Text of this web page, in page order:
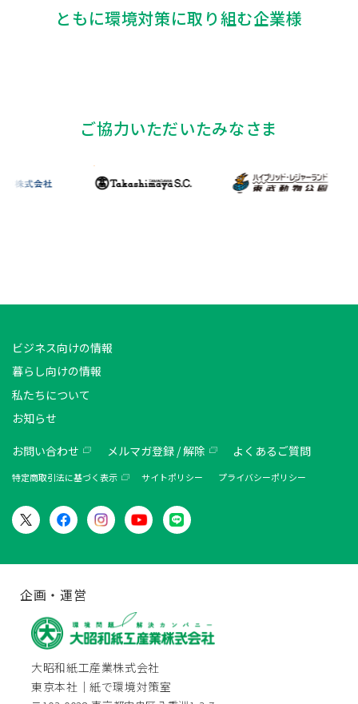
ともに環境対策に取り組む企業様
ご協力いただいたみなさま
ビジネス向けの情報
暮らし向けの情報
私たちについて
お知らせ
お問い合わせ メルマガ登録 / 解除 よくあるご質問
特定商取引法に基づく表示 サイトポリシー プライバシーポリシー
企画・運営
大昭和紙工産業株式会社
東京本社｜紙で環境対策室